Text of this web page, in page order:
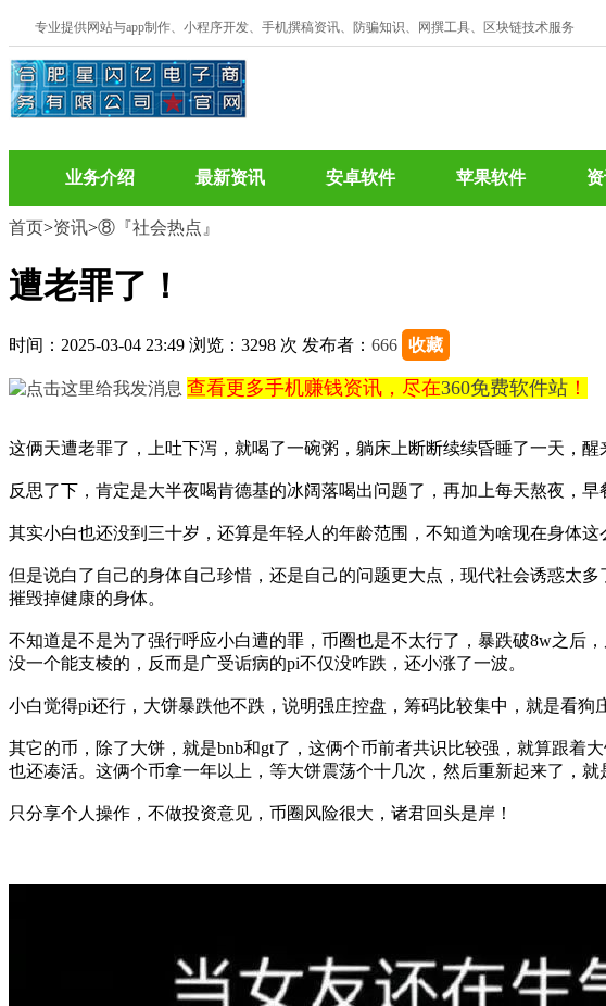
专业提供网站与app制作、小程序开发、手机撰稿资讯、防骗知识、网撰工具、区块链技术服务
业务介绍 最新资讯 安卓软件 苹果软件
首页>资讯>⑧『社会热点』
遭老罪了！
时间：2025-03-04 23:49 浏览：3298 次 发布者： 666 收藏
查看更多手机赚钱资讯，尽在360免费软件站 ！
这俩天遭老罪了，上吐下泻，就喝了一碗粥，躺床上断断续续昏睡了一天，
反思了下，肯定是大半夜喝肯德基的冰阔落喝出问题了，再加上每天熬夜，
其实小白也还没到三十岁，还算是年轻人的年龄范围，不知道为啥现在身体
但是说白了自己的身体自己珍惜，还是自己的问题更大点，现代社会诱惑太
摧毁掉健康的身体。
不知道是不是为了强行呼应小白遭的罪，币圈也是不太行了，暴跌破8w之后
没一个能支棱的，反而是广受诟病的pi不仅没咋跌，还小涨了一波。
小白觉得pi还行，大饼暴跌他不跌，说明强庄控盘，筹码比较集中，就是看
其它的币，除了大饼，就是bnb和gt了，这俩个币前者共识比较强，就算跟着
也还凑活。这俩个币拿一年以上，等大饼震荡个十几次，然后重新起来了，就
只分享个人操作，不做投资意见，币圈风险很大，诸君回头是岸！